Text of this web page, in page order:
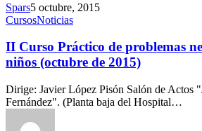
Spars5 octubre, 2015
CursosNoticias
II Curso Práctico de problemas
niños (octubre de 2015)
Dirige: Javier López Pisón Salón de Actos
Fernández". (Planta baja del Hospital…